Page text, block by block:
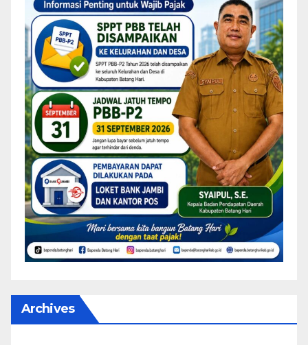
Archives